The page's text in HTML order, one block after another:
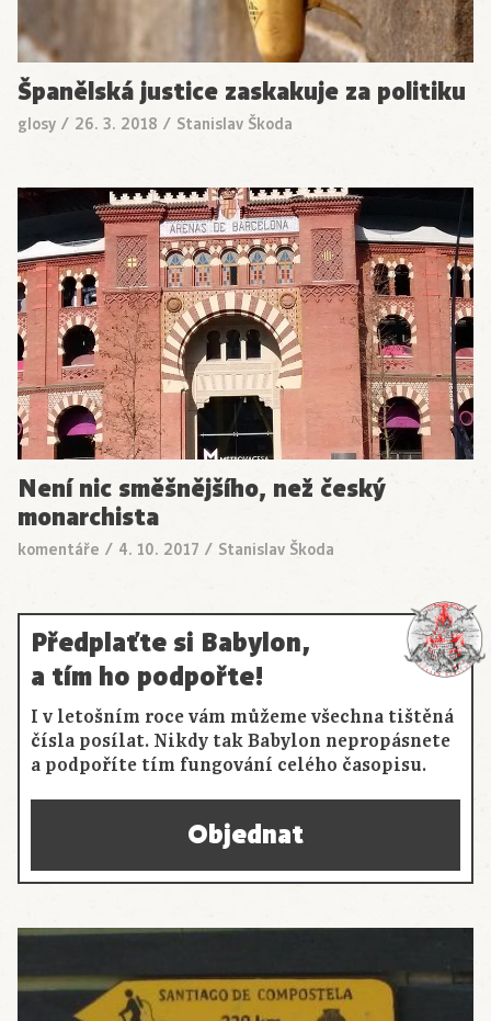
Španělská justice zaskakuje za politiku
glosy / 26. 3. 2018 / Stanislav Škoda
Není nic směšnějšího, než český
monarchista
komentáře / 4. 10. 2017 / Stanislav Škoda
Předplaťte si Babylon,
a tím ho podpořte!
I v letošním roce vám můžeme všechna tištěná
čísla posílat. Nikdy tak Babylon nepropásnete
a podpoříte tím fungování celého časopisu.
Objednat